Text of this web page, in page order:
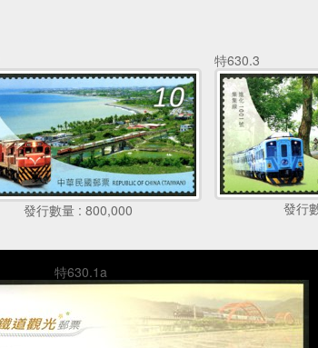
發行數量 : 800,000
特630.3
發行
特630.1a